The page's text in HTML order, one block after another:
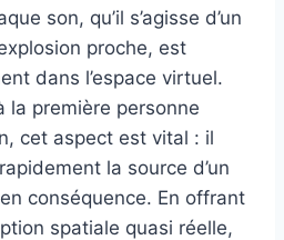
son, qu’il s’agisse d’un
proche, est
dans l’espace virtuel.
la première personne
cet aspect est vital : il
la source d’un
conséquence. En offrant
spatiale quasi réelle,